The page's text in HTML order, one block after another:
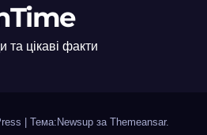
та цікаві факти
Тема:Newsup за Themeansar.